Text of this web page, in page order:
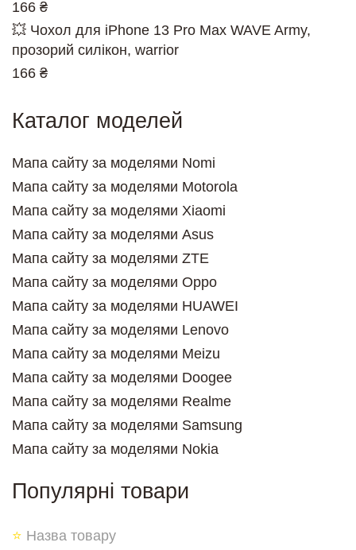
166 ₴
💥 Чохол для iPhone 13 Pro Max WAVE Army,
прозорий силікон, warrior
166 ₴
Каталог моделей
Мапа сайту за моделями Nomi
Мапа сайту за моделями Motorola
Мапа сайту за моделями Xiaomi
Мапа сайту за моделями Asus
Мапа сайту за моделями ZTE
Мапа сайту за моделями Oppo
Мапа сайту за моделями HUAWEI
Мапа сайту за моделями Lenovo
Мапа сайту за моделями Meizu
Мапа сайту за моделями Doogee
Мапа сайту за моделями Realme
Мапа сайту за моделями Samsung
Мапа сайту за моделями Nokia
Популярні товари
⭐ Назва товару